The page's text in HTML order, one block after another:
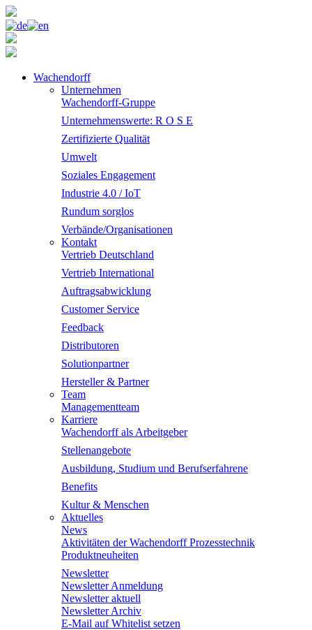
Wachendorff
Unternehmen
Wachendorff-Gruppe
Unternehmenswerte: R O S E
Zertifizierte Qualität
Umwelt
Soziales Engagement
Industrie 4.0 / IoT
Rundum sorglos
Verbände/Organisationen
Kontakt
Vertrieb Deutschland
Vertrieb International
Auftragsabwicklung
Customer Service
Feedback
Distributoren
Solutionpartner
Hersteller & Partner
Team
Managementteam
Karriere
Wachendorff als Arbeitgeber
Stellenangebote
Ausbildung, Studium und Berufserfahrene
Benefits
Kultur & Menschen
Aktuelles
News
Aktivitäten der Wachendorff Prozesstechnik
Produktneuheiten
Newsletter
Newsletter Anmeldung
Newsletter aktuell
Newsletter Archiv
E-Mail auf Whitelist setzen